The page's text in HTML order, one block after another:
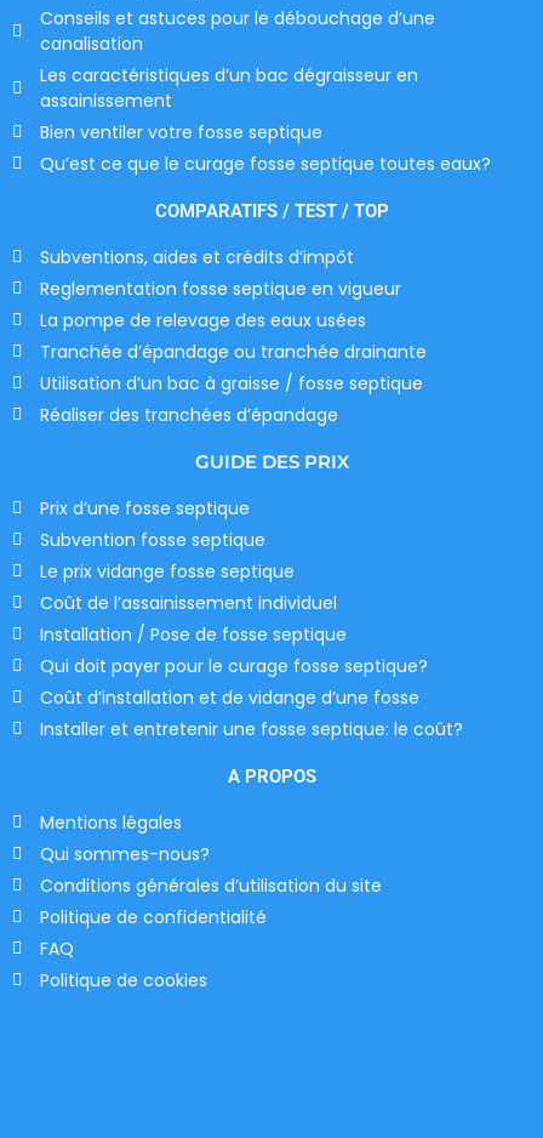
Conseils et astuces pour le débouchage d’une
canalisation
Les caractéristiques d’un bac dégraisseur en
assainissement
Bien ventiler votre fosse septique
Qu’est ce que le curage fosse septique toutes eaux?
COMPARATIFS / TEST / TOP
Subventions, aides et crédits d’impôt
Reglementation fosse septique en vigueur
La pompe de relevage des eaux usées
Tranchée d’épandage ou tranchée drainante
Utilisation d’un bac à graisse / fosse septique
Réaliser des tranchées d’épandage
GUIDE DES PRIX
Prix d’une fosse septique
Subvention fosse septique
Le prix vidange fosse septique
Coût de l’assainissement individuel
Installation / Pose de fosse septique
Qui doit payer pour le curage fosse septique?
Coût d’installation et de vidange d’une fosse
Installer et entretenir une fosse septique: le coût?
A PROPOS
Mentions légales
Qui sommes-nous?
Conditions générales d’utilisation du site
Politique de confidentialité
FAQ
Politique de cookies